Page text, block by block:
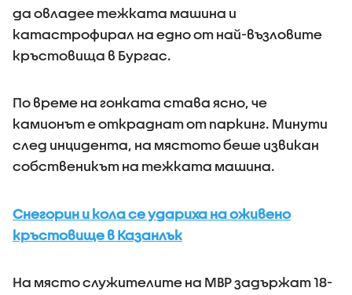
да овладее тежката машина и
катастрофирал на едно от най-възловите
кръстовища в Бургас.
По време на гонката става ясно, че
камионът е откраднат от паркинг. Минути
след инцидента, на мястото беше извикан
собственикът на тежката машина.
Снегорин и кола се удариха на оживено
кръстовище в Казанлък
На място служителите на МВР задържат 18-